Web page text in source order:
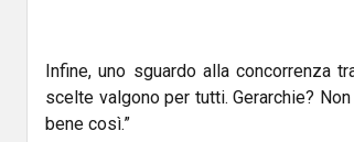
Infine, uno sguardo alla concorrenza
scelte valgono per tutti. Gerarchie?
bene così.”